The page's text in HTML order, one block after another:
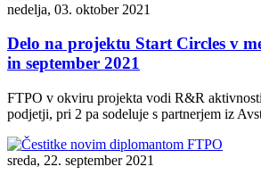
nedelja, 03. oktober 2021
Delo na projektu Start Circles v
in september 2021
FTPO v okviru projekta vodi R&R
podjetji, pri 2 pa sodeluje s partnerjem iz
sreda, 22. september 2021